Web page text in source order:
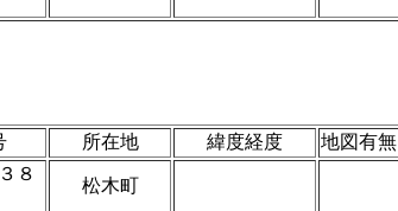
所在地 緯度経度 地図有無
８
松木町